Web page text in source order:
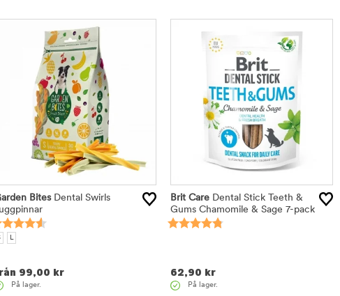
BitesDental Swirls
L
99,00 kr
På lager.
Brit CareDental Stick Teeth &
Gums Chamomile & Sage 7-pack
62,90 kr
På lager.